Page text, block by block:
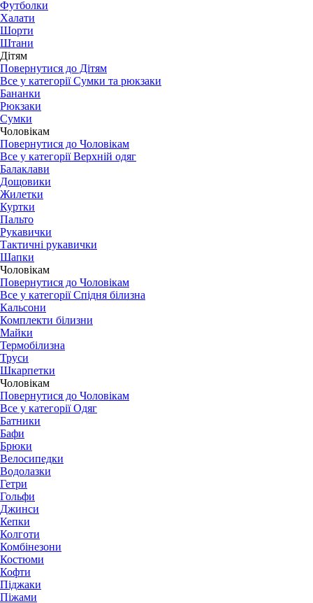
Футболки
Халати
Шорти
Штани
Дітям
Повернутися до Дітям
Все у категорії Сумки та рюкзаки
Бананки
Рюкзаки
Сумки
Чоловікам
Повернутися до Чоловікам
Все у категорії Верхній одяг
Балаклави
Дощовики
Жилетки
Куртки
Пальто
Рукавички
Тактичні рукавички
Шапки
Чоловікам
Повернутися до Чоловікам
Все у категорії Спідня білизна
Кальсони
Комплекти білизни
Майки
Термобілизна
Труси
Шкарпетки
Чоловікам
Повернутися до Чоловікам
Все у категорії Одяг
Батники
Бафи
Брюки
Велосипедки
Водолазки
Гетри
Гольфи
Джинси
Кепки
Колготи
Комбінезони
Костюми
Кофти
Піджаки
Піжами